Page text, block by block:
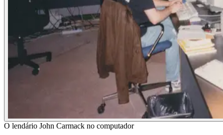
O lendário John Carmack no computador